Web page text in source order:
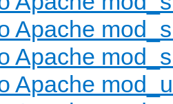
Apache
Apache
Apache